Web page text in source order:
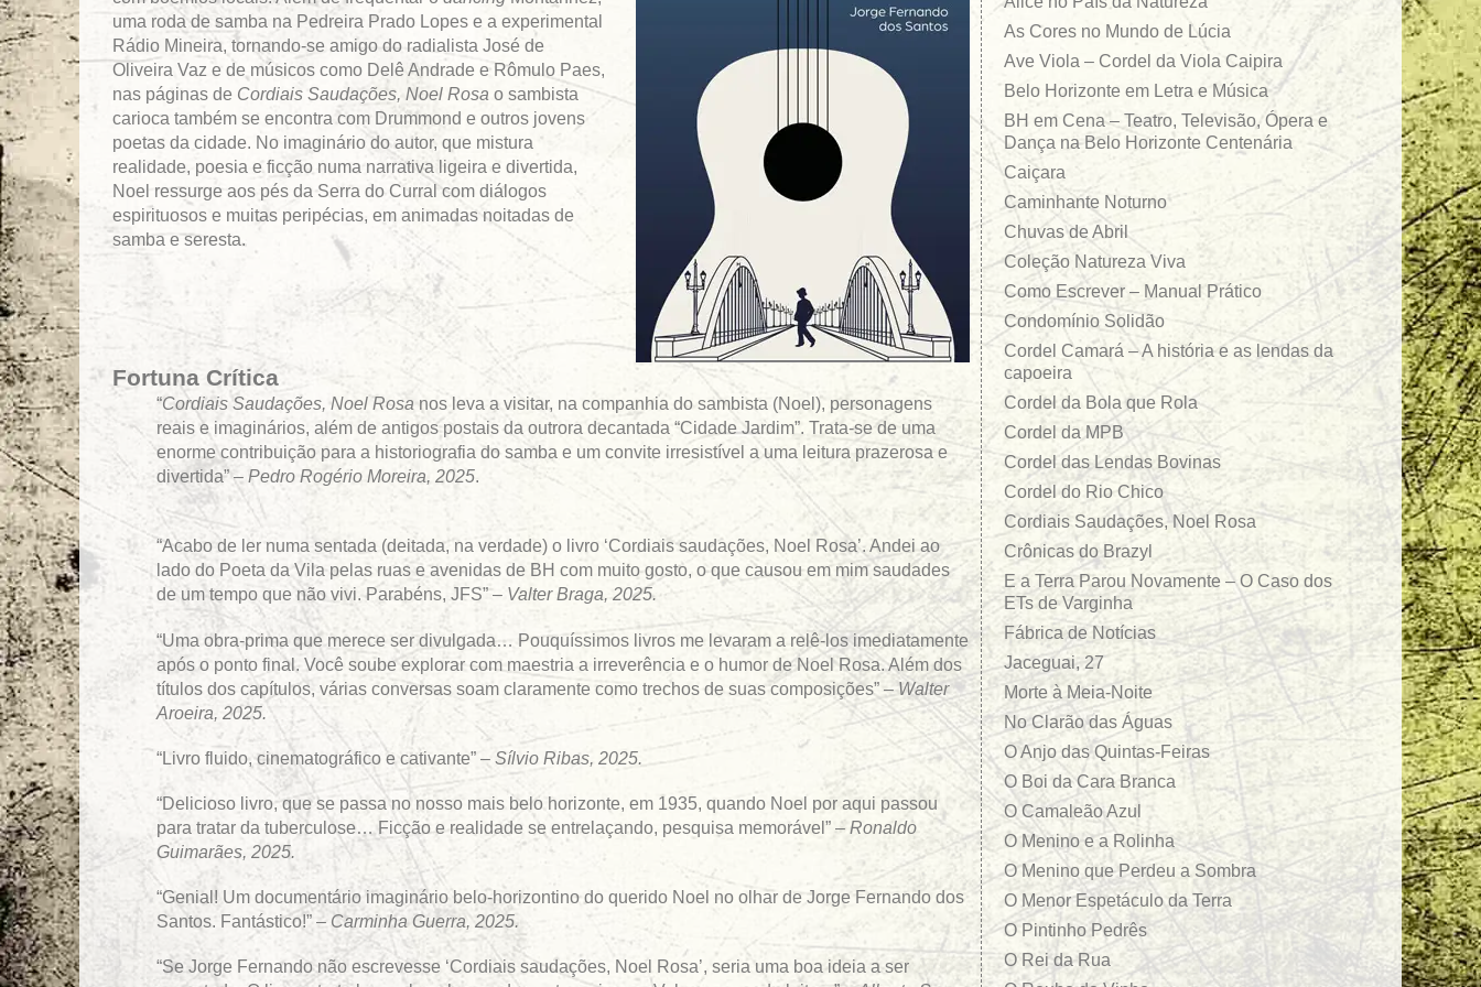
uma roda de samba na Pedreira Prado Lopes e a experimental
Rádio Mineira, tornando-se amigo do radialista José de
Oliveira Vaz e de músicos como Delê Andrade e Rômulo Paes,
nas páginas de Cordiais Saudações, Noel Rosa o sambista
carioca também se encontra com Drummond e outros jovens
poetas da cidade. No imaginário do autor, que mistura
realidade, poesia e ficção numa narrativa ligeira e divertida,
Noel ressurge aos pés da Serra do Curral com diálogos
espirituosos e muitas peripécias, em animadas noitadas de
samba e seresta.
Fortuna Crítica
“Cordiais Saudações, Noel Rosa nos leva a visitar, na companhia do sambista (Noel), personagens
reais e imaginários, além de antigos postais da outrora decantada “Cidade Jardim”. Trata-se de uma
enorme contribuição para a historiografia do samba e um convite irresistível a uma leitura prazerosa e
divertida” – Pedro Rogério Moreira, 2025.
“Acabo de ler numa sentada (deitada, na verdade) o livro ‘Cordiais saudações, Noel Rosa’. Andei ao
lado do Poeta da Vila pelas ruas e avenidas de BH com muito gosto, o que causou em mim saudades
de um tempo que não vivi. Parabéns, JFS” – Valter Braga, 2025.
“Uma obra-prima que merece ser divulgada… Pouquíssimos livros me levaram a relê-los imediatamente
após o ponto final. Você soube explorar com maestria a irreverência e o humor de Noel Rosa. Além dos
títulos dos capítulos, várias conversas soam claramente como trechos de suas composições” –Walter
Aroeira, 2025.
“Livro fluido, cinematográfico e cativante” – Sílvio Ribas, 2025.
“Delicioso livro, que se passa no nosso mais belo horizonte, em 1935, quando Noel por aqui passou
para tratar da tuberculose… Ficção e realidade se entrelaçando, pesquisa memorável” – Ronaldo
Guimarães, 2025.
“Genial! Um documentário imaginário belo-horizontino do querido Noel no olhar de Jorge Fernando dos
Santos. Fantástico!” – Carminha Guerra, 2025.
“Se Jorge Fernando não escrevesse ‘Cordiais saudações, Noel Rosa’, seria uma boa ideia a ser
As Cores no Mundo de Lúcia
Ave Viola – Cordel da Viola Caipira
Belo Horizonte em Letra e Música
BH em Cena – Teatro, Televisão, Ópera e
Dança na Belo Horizonte Centenária
Caiçara
Caminhante Noturno
Chuvas de Abril
Coleção Natureza Viva
Como Escrever – Manual Prático
Condomínio Solidão
Cordel Camará – A história e as lendas da
capoeira
Cordel da Bola que Rola
Cordel da MPB
Cordel das Lendas Bovinas
Cordel do Rio Chico
Cordiais Saudações, Noel Rosa
Crônicas do Brazyl
E a Terra Parou Novamente – O Caso dos
ETs de Varginha
Fábrica de Notícias
Jaceguai, 27
Morte à Meia-Noite
No Clarão das Águas
O Anjo das Quintas-Feiras
O Boi da Cara Branca
O Camaleão Azul
O Menino e a Rolinha
O Menino que Perdeu a Sombra
O Menor Espetáculo da Terra
O Pintinho Pedrês
O Rei da Rua